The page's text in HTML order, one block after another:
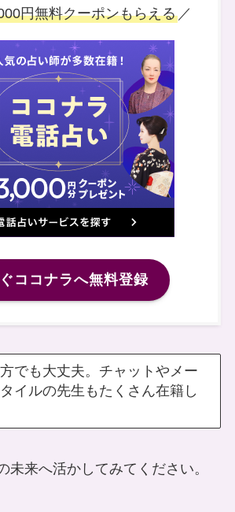
円無料クーポンもらえる／
ココナラへ無料登録
でも大丈夫。チャットやメー
イルの先生もたくさん在籍し
未来へ活かしてみてください。